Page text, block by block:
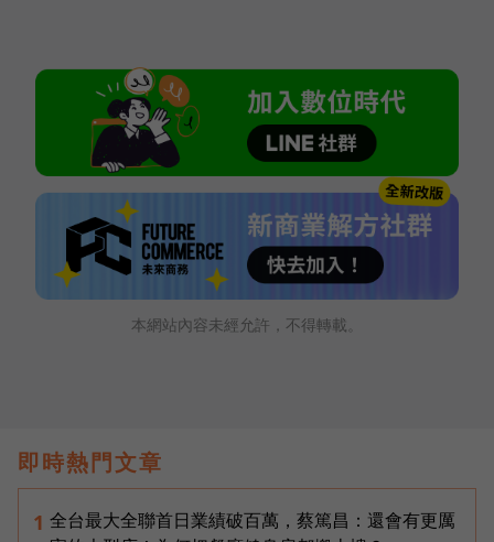
本網站內容未經允許，不得轉載。
即時熱門文章
1 全台最大全聯首日業績破百萬，蔡篤昌：還會有更厲